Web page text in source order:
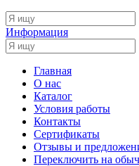
Информация
Главная
О нас
Каталог
Условия работы
Контакты
Сертификаты
Отзывы и
Переключить на